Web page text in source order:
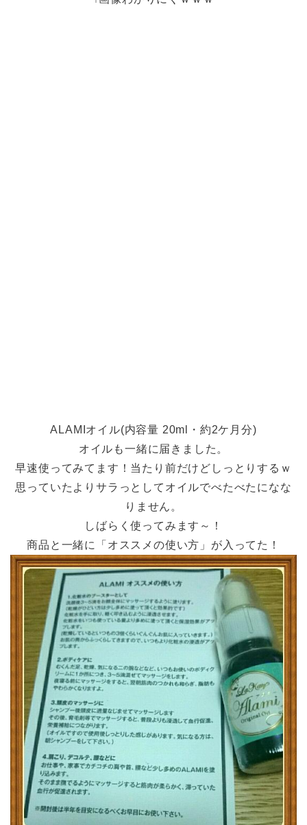
ALAMIオイル(内容量 20ml・約2ケ月分)
オイルも一緒に届きました。
早速使ってみてます！当たり前だけどしっとりするｗ
思っていたよりサラっとしてオイルでべたべたになな
りません。
しばらく使ってみます～！
商品と一緒に「オススメの使い方」が入ってた！